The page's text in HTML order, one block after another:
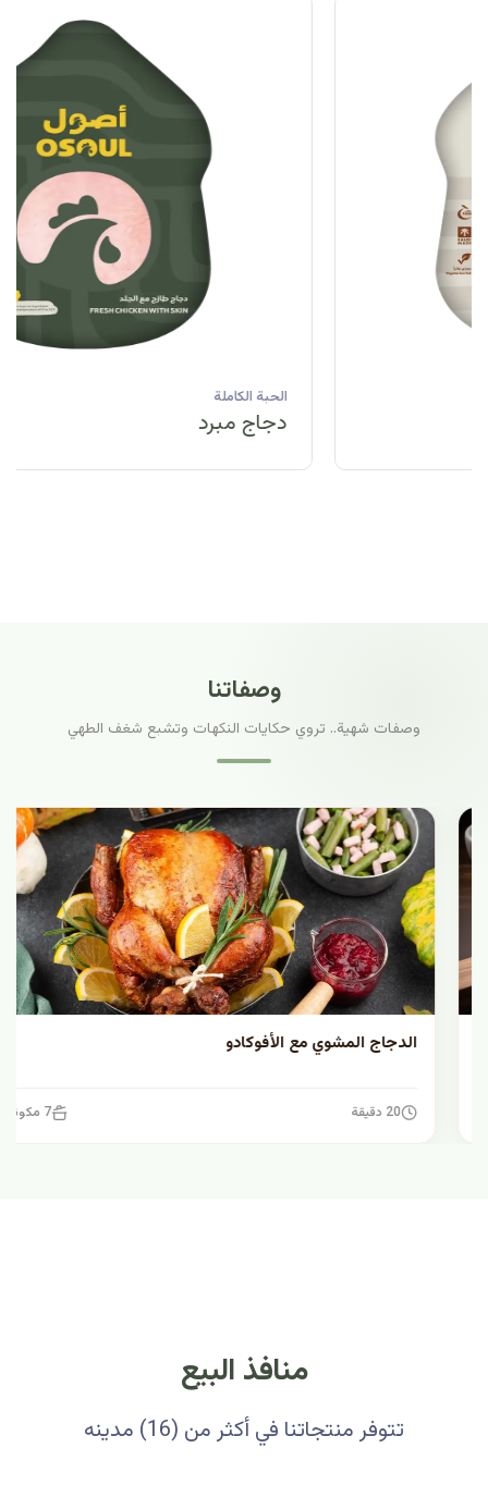
وصفاتنا
وصفات شهية.. تروي حكايات النكهات وتشبع شغف الطهي
الدجاج المشوي مع الأفوكادو
منافذ البيع
تتوفر منتجاتنا في أكثر من (16) مدينه